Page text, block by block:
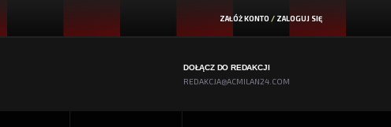
ZAŁÓŻ KONTO / ZALOGUJ SIĘ
DOŁĄCZ DO REDAKCJI
REDAKCJA@ACMILAN24.COM